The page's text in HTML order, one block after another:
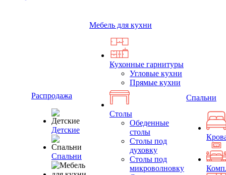
Распродажа
Детские
Спальни
Мебель для кухни
Кухонные гарнитуры
Угловые кухни
Прямые кухни
Столы
Обеденные
столы
Столы под
духовку
Столы под
микроволновку
Спальни